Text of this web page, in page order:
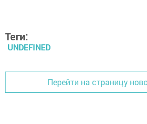
Теги:
UNDEFINED
Перейти на страницу